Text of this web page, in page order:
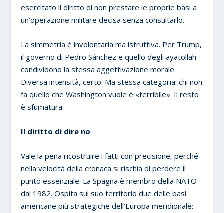
esercitato il diritto di non prestare le proprie basi a
un’operazione militare decisa senza consultarlo.
La simmetria è involontaria ma istruttiva. Per Trump,
il governo di Pedro Sánchez e quello degli ayatollah
condividono la stessa aggettivazione morale.
Diversa intensità, certo. Ma stessa categoria: chi non
fa quello che Washington vuole è «terribile». Il resto
è sfumatura.
Il diritto di dire no
Vale la pena ricostruire i fatti con precisione, perché
nella velocità della cronaca si rischia di perdere il
punto essenziale. La Spagna è membro della NATO
dal 1982. Ospita sul suo territorio due delle basi
americane più strategiche dell’Europa meridionale: